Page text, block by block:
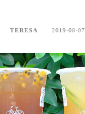
TERESA 2019-08-07